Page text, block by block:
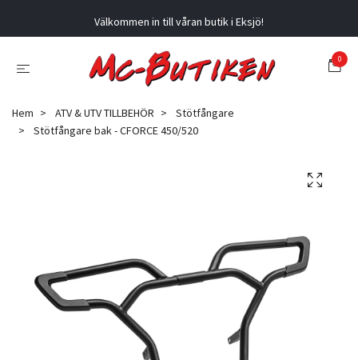
Välkommen in till våran butik i Eksjö!
0
Hem ATV & UTV TILLBEHÖR
Stötfångare
Stötfångare bak - CFORCE 450/520